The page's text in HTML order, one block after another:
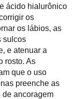
ácido hialurônico
os
os lábios, as
sulcos
e atenuar a
rosto. As
que o uso
preenche as
de ancoragem